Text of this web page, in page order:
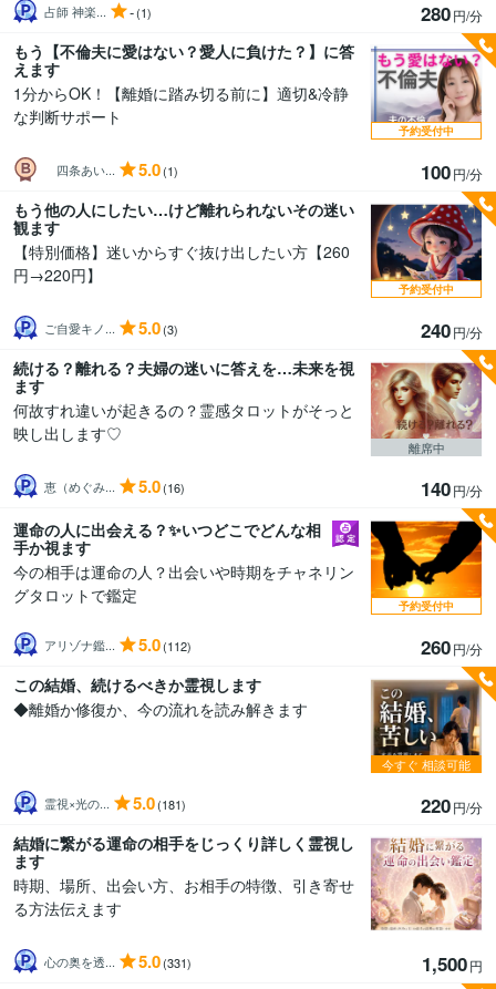
占師 神楽... -(1) 280円/分
もう【不倫夫に愛はない？愛人に負けた？】に答
えます
1分からOK！【離婚に踏み切る前に】適切&冷静
な判断サポート
四条あい... 5.0(1) 100円/分
予約受付中
もう他の人にしたい…けど離れられないその迷い
観ます
【特別価格】迷いからすぐ抜け出したい方【260
円→220円】
ご自愛キノ... 5.0(3) 240円/分
予約受付中
続ける？離れる？夫婦の迷いに答えを…未来を視
ます
何故すれ違いが起きるの？霊感タロットがそっと
映し出します♡
恵（めぐみ... 5.0(16) 140円/分
離席中
運命の人に出会える？✨いつどこでどんな相
手か視ます
今の相手は運命の人？出会いや時期をチャネリン
グタロットで鑑定
アリゾナ鑑... 5.0(112) 260円/分
予約受付中
この結婚、続けるべきか霊視します
◆離婚か修復か、今の流れを読み解きます
霊視×光の... 5.0(181) 220円/分
今すぐ 相談可能
結婚に繋がる運命の相手をじっくり詳しく霊視し
ます
時期、場所、出会い方、お相手の特徴、引き寄せ
る方法伝えます
心の奥を透... 5.0(331) 1,500円